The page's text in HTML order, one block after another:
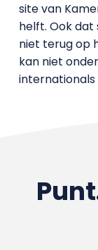
site van
helft. Ook dat
niet terug op
kan niet
internationals